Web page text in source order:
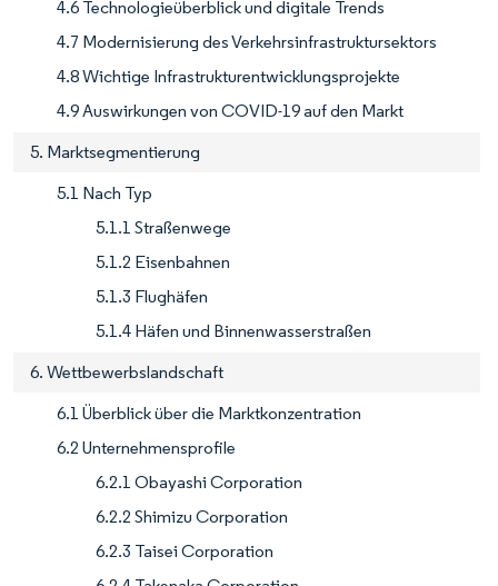
4.6 Technologieüberblick und digitale Trends
4.7 Modernisierung des Verkehrsinfrastruktursektors
4.8 Wichtige Infrastrukturentwicklungsprojekte
4.9 Auswirkungen von COVID-19 auf den Markt
5. Marktsegmentierung
5.1 Nach Typ
5.1.1 Straßenwege
5.1.2 Eisenbahnen
5.1.3 Flughäfen
5.1.4 Häfen und Binnenwasserstraßen
6. Wettbewerbslandschaft
6.1 Überblick über die Marktkonzentration
6.2 Unternehmensprofile
6.2.1 Obayashi Corporation
6.2.2 Shimizu Corporation
6.2.3 Taisei Corporation